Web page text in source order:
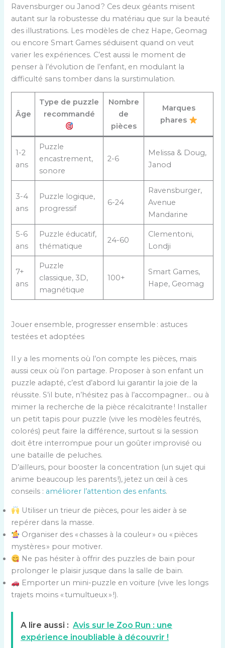
Ravensburger ou Janod ? Ces deux géants misent
autant sur la robustesse du matériau que sur la beauté
des illustrations. Les modèles de chez Hape, Geomag
ou encore Smart Games séduisent quand on veut
varier les expériences. C’est aussi le moment de
penser à l’évolution de l’enfant, en modulant la
difficulté sans tomber dans la surstimulation.
Âge
Type de puzzle
recommandé
Nombre
de
pièces
Marques
phares
1-2
ans
Puzzle
encastrement,
sonore
2-6
Melissa & Doug,
Janod
3-4
ans
Puzzle logique,
progressif
6-24
Ravensburger,
Avenue
Mandarine
5-6
ans
Puzzle éducatif,
thématique
24-60
Clementoni,
Londji
7+
ans
Puzzle
classique, 3D,
magnétique
100+
Smart Games,
Hape, Geomag
Jouer ensemble, progresser ensemble : astuces
testées et adoptées
Il y a les moments où l’on compte les pièces, mais
aussi ceux où l’on partage. Proposer à son enfant un
puzzle adapté, c’est d’abord lui garantir la joie de la
réussite. S’il bute, n’hésitez pas à l’accompagner… ou à
mimer la recherche de la pièce récalcitrante ! Installer
un petit tapis pour puzzle (vive les modèles feutrés,
colorés) peut faire la différence, surtout si la session
doit être interrompue pour un goûter improvisé ou
une bataille de peluches.
D’ailleurs, pour booster la concentration (un sujet qui
anime beaucoup les parents !), jetez un œil à ces
conseils : améliorer l’attention des enfants.
Utiliser un trieur de pièces, pour les aider à se
repérer dans la masse.
Organiser des « chasses à la couleur » ou « pièces
mystères » pour motiver.
Ne pas hésiter à offrir des puzzles de bain pour
prolonger le plaisir jusque dans la salle de bain.
Emporter un mini-puzzle en voiture (vive les longs
trajets moins « tumultueux » !).
A lire aussi : Avis sur le Zoo Run : une
expérience inoubliable à découvrir !